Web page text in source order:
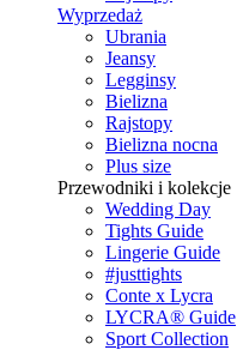
Wyprzedaż
Ubrania
Jeansy
Legginsy
Bielizna
Rajstopy
Bielizna nocna
Plus size
Przewodniki i kolekcje
Wedding Day
Tights Guide
Lingerie Guide
#justtights
Conte x Lycra
LYCRA® Guide
Sport Сollection